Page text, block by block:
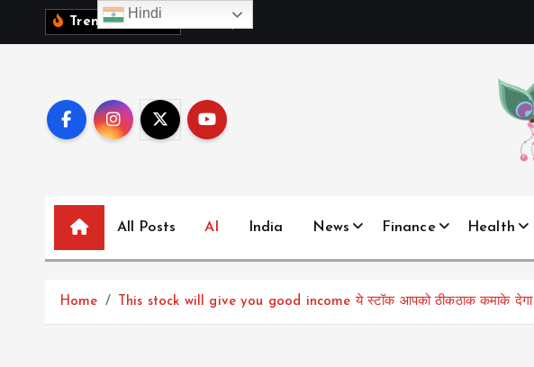
Trending News: ब
All Posts AI India News Finance Health
Home This stock will give you good income ये स्टॉक आपको ठीकठाक कमाके देगा
Hindi